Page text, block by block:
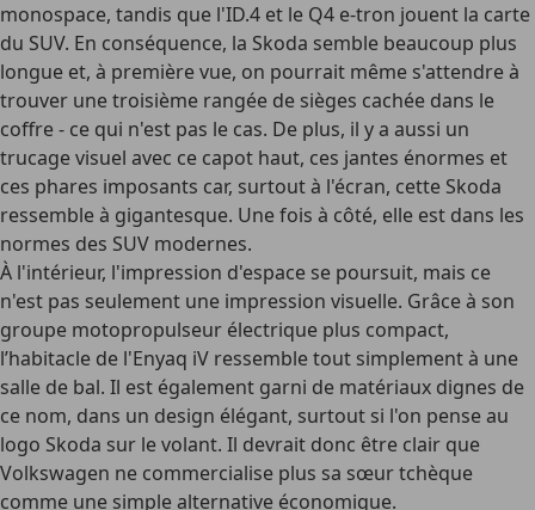
monospace, tandis que l'ID.4 et le Q4 e-tron jouent la carte
du SUV. En conséquence, la Skoda semble beaucoup plus
longue et, à première vue, on pourrait même s'attendre à
trouver une troisième rangée de sièges cachée dans le
coffre - ce qui n'est pas le cas. De plus, il y a aussi un
trucage visuel avec ce capot haut, ces jantes énormes et
ces phares imposants car, surtout à l'écran, cette Skoda
ressemble à gigantesque. Une fois à côté, elle est dans les
normes des SUV modernes.
À l'intérieur, l'impression d'espace se poursuit, mais ce
n'est pas seulement une impression visuelle. Grâce à son
groupe motopropulseur électrique plus compact,
l’habitacle de l'Enyaq iV ressemble tout simplement à une
salle de bal. Il est également garni de matériaux dignes de
ce nom, dans un design élégant, surtout si l'on pense au
logo Skoda sur le volant. Il devrait donc être clair que
Volkswagen ne commercialise plus sa sœur tchèque
comme une simple alternative économique.